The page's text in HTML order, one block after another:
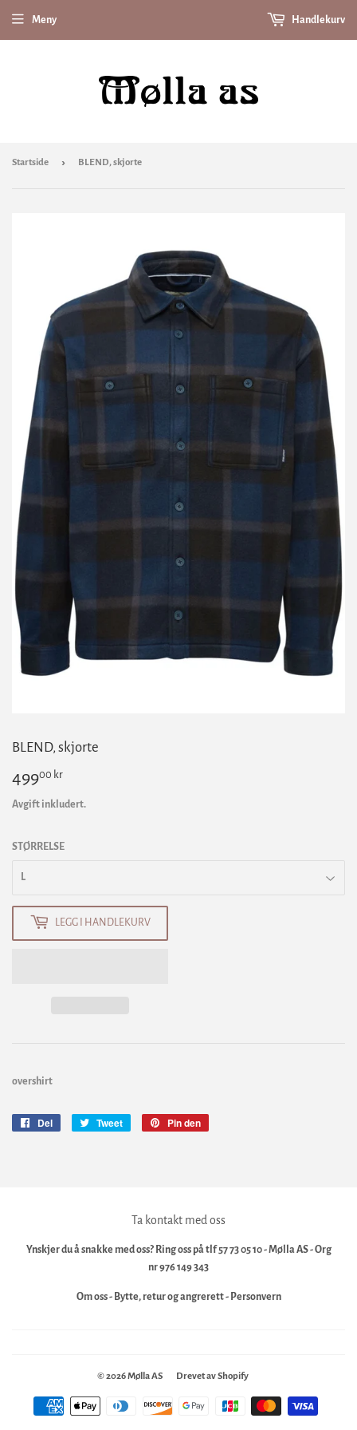
Meny Handlekurv
Startside › BLEND, skjorte
BLEND, skjorte
49900 kr
kr
Avgift inkludert.
STØRRELSE
LEGG I HANDLEKURV
overshirt
Del Tweet
Tweet
Pin den
Ta kontakt med oss
Ynskjer du å snakke med oss? Ring oss på tlf 57 73 05 10 - Mølla AS - Org
nr 976 149 343
Om oss- Bytte, retur og angrerett- Personvern
© 2026Mølla AS Drevet av Shopify
Betalingsikoner